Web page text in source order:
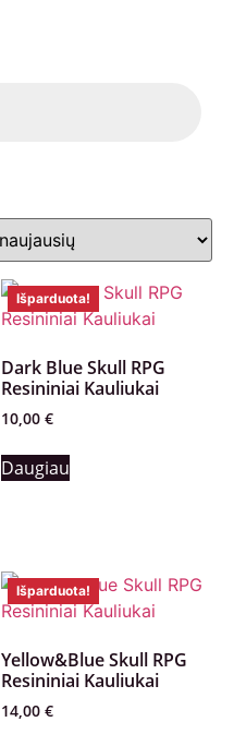
Išparduota!
Dark Blue Skull RPG
Resininiai Kauliukai
10,00 €
Daugiau
Išparduota!
Yellow&Blue Skull RPG
Resininiai Kauliukai
14,00 €